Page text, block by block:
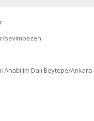
sevimbezen
Anabilim Dalı Beytepe/Ankara